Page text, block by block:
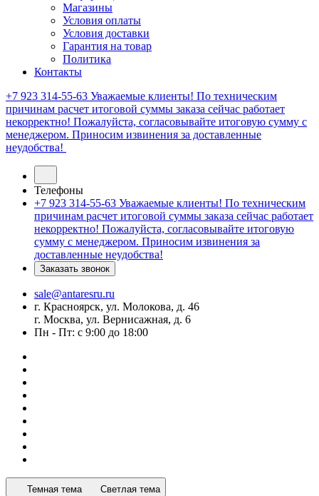
Магазины
Условия оплаты
Условия доставки
Гарантия на товар
Политика
Контакты
+7 923 314-55-63 Уважаемые клиенты! По техническим
причинам расчет итоговой суммы заказа сейчас работает
некорректно! Пожалуйста, согласовывайте итоговую сумму с
менеджером. Приносим извинения за доставленные
неудобства!
Телефоны
+7 923 314-55-63 Уважаемые клиенты! По техническим
причинам расчет итоговой суммы заказа сейчас работает
некорректно! Пожалуйста, согласовывайте итоговую
сумму с менеджером. Приносим извинения за
доставленные неудобства!
Заказать звонок
sale@antaresru.ru
г. Красноярск, ул. Молокова, д. 46
г. Москва, ул. Вернисажная, д. 6
Пн - Пт: с 9:00 до 18:00
Темная тема Светлая тема